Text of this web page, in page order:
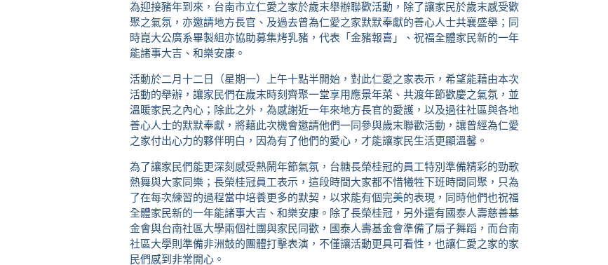
為迎接豬年到來，台南市立仁愛之家於歲末舉辦聯歡活動，除了讓家民於歲末感受歡
聚之氣氛，亦邀請地方長官、及過去曾為仁愛之家默默奉獻的善心人士共襄盛舉；同
時崑大公廣系畢製組亦協助募集烤乳豬，代表「金豬報喜」、祝福全體家民新的一年
能諸事大吉、和樂安康。
活動於二月十二日（星期一）上午十點半開始，對此仁愛之家表示，希望能藉由本次
活動的舉辦，讓家民們在歲末時刻齊聚一堂享用應景年菜、共渡年節歡慶之氣氛，並
溫暖家民之內心；除此之外，為感謝近一年來地方長官的愛護，以及過往社區與各地
善心人士的默默奉獻，將藉此次機會邀請他們一同參與歲末聯歡活動，讓曾經為仁愛
之家付出心力的夥伴明白，因為有了他們的愛心，才能讓家民生活更顯溫馨。
為了讓家民們能更深刻感受熱鬧年節氣氛，台糖長榮桂冠的員工特別準備精彩的勁歌
熱舞與大家同樂；長榮桂冠員工表示，這段時間大家都不惜犧牲下班時間同聚，只為
了在每次練習的過程當中培養更多的默契，以求能有個完美的表現，同時他們也祝福
全體家民新的一年能諸事大吉、和樂安康。除了長榮桂冠，另外還有國泰人壽慈善基
金會與台南社區大學兩個社團與家民同歡，國泰人壽基金會準備了扇子舞蹈，而台南
社區大學則準備非洲鼓的團體打擊表演，不僅讓活動更具可看性，也讓仁愛之家的家
民們感到非常開心。